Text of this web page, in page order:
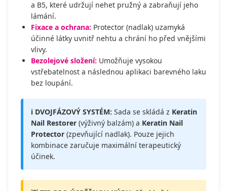
a B5, které udržují nehet pružný a zabraňují jeho
lámání.
Fixace a ochrana: Protector (nadlak) uzamyká
účinné látky uvnitř nehtu a chrání ho před vnějšími
vlivy.
Bezolejové složení: Umožňuje vysokou
vstřebatelnost a následnou aplikaci barevného laku
bez loupání.
ℹ️ DVOJFÁZOVÝ SYSTÉM: Sada se skládá z Keratin
Nail Restorer (výživný balzám) a Keratin Nail
Protector (zpevňující nadlak). Pouze jejich
kombinace zaručuje maximální terapeutický
účinek.